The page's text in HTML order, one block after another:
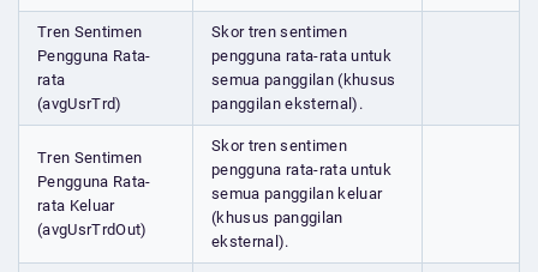
Tren Sentimen
Pengguna Rata-
rata
(avgUsrTrd)
Skor tren sentimen
pengguna rata-rata untuk
semua panggilan (khusus
panggilan eksternal).
Tren Sentimen
Pengguna Rata-
rata Keluar
(avgUsrTrdOut)
Skor tren sentimen
pengguna rata-rata untuk
semua panggilan keluar
(khusus panggilan
eksternal).